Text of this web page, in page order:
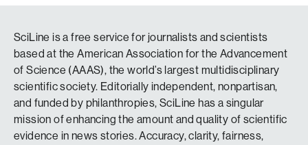
SciLine is a free service for journalists and scientists
based at the American Association for the Advancement
of Science (AAAS), the world’s largest multidisciplinary
scientific society. Editorially independent, nonpartisan,
and funded by philanthropies, SciLine has a singular
mission of enhancing the amount and quality of scientific
evidence in news stories. Accuracy, clarity, fairness,